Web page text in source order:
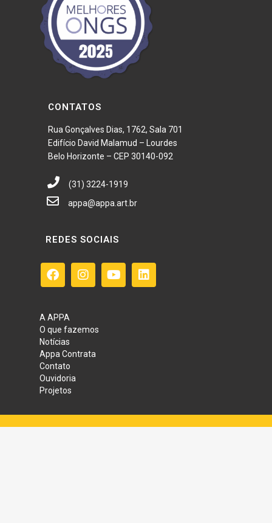
CONTATOS
Rua Gonçalves Dias, 1762, Sala 701
Edifício David Malamud – Lourdes
Belo Horizonte – CEP 30140-092
(31) 3224-1919
appa@appa.art.br
REDES SOCIAIS
A APPA
O que fazemos
Notícias
Appa Contrata
Contato
Ouvidoria
Projetos